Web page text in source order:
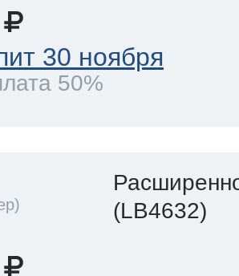
30 ноября
50%
(LB4632)